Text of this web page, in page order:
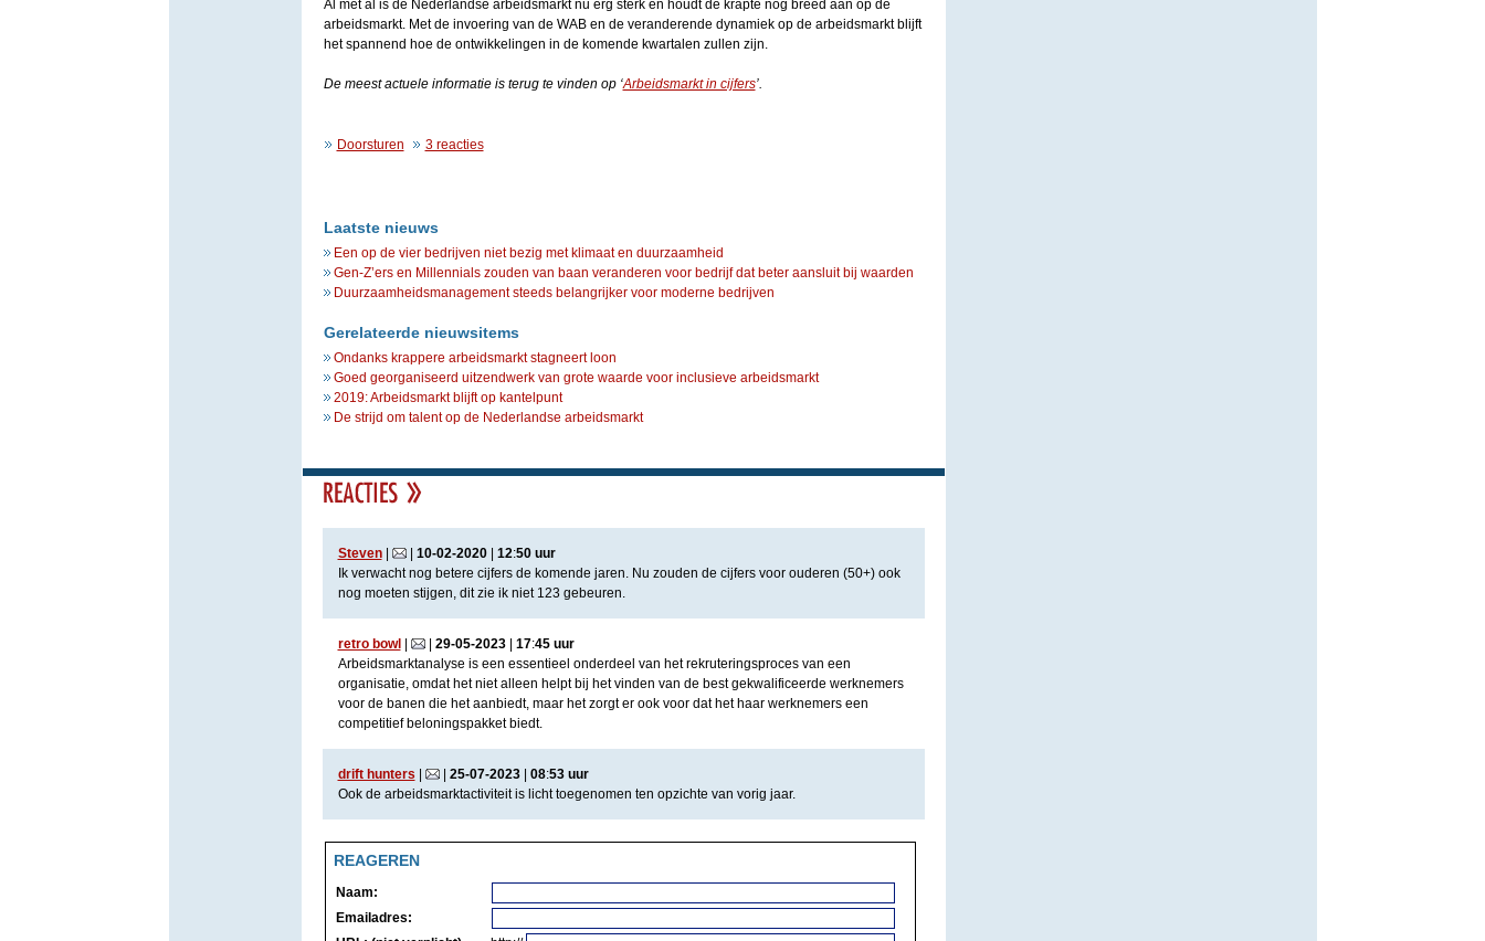
Al met al is de Nederlandse arbeidsmarkt nu erg sterk en houdt de krapte nog breed aan op de
arbeidsmarkt. Met de invoering van de WAB en de veranderende dynamiek op de arbeidsmarkt blijft
het spannend hoe de ontwikkelingen in de komende kwartalen zullen zijn.
De meest actuele informatie is terug te vinden op ‘Arbeidsmarkt in cijfers’.
Doorsturen 3 reacties
Laatste nieuws
Een op de vier bedrijven niet bezig met klimaat en duurzaamheid
Gen-Z’ers en Millennials zouden van baan veranderen voor bedrijf dat beter aansluit bij waarden
Duurzaamheidsmanagement steeds belangrijker voor moderne bedrijven
Gerelateerde nieuwsitems
Ondanks krappere arbeidsmarkt stagneert loon
Goed georganiseerd uitzendwerk van grote waarde voor inclusieve arbeidsmarkt
2019: Arbeidsmarkt blijft op kantelpunt
De strijd om talent op de Nederlandse arbeidsmarkt
Steven| | 10-02-2020| 12:50 uur
Ik verwacht nog betere cijfers de komende jaren. Nu zouden de cijfers voor ouderen (50+) ook
nog moeten stijgen, dit zie ik niet 123 gebeuren.
retro bowl | 29-05-2023| 17:45 uur
Arbeidsmarktanalyse is een essentieel onderdeel van het rekruteringsproces van een
organisatie, omdat het niet alleen helpt bij het vinden van de best gekwalificeerde werknemers
voor de banen die het aanbiedt, maar het zorgt er ook voor dat het haar werknemers een
competitief beloningspakket biedt.
drift hunters | 25-07-2023| 08:53 uur
Ook de arbeidsmarktactiviteit is licht toegenomen ten opzichte van vorig jaar.
REAGEREN
Naam:
Emailadres: